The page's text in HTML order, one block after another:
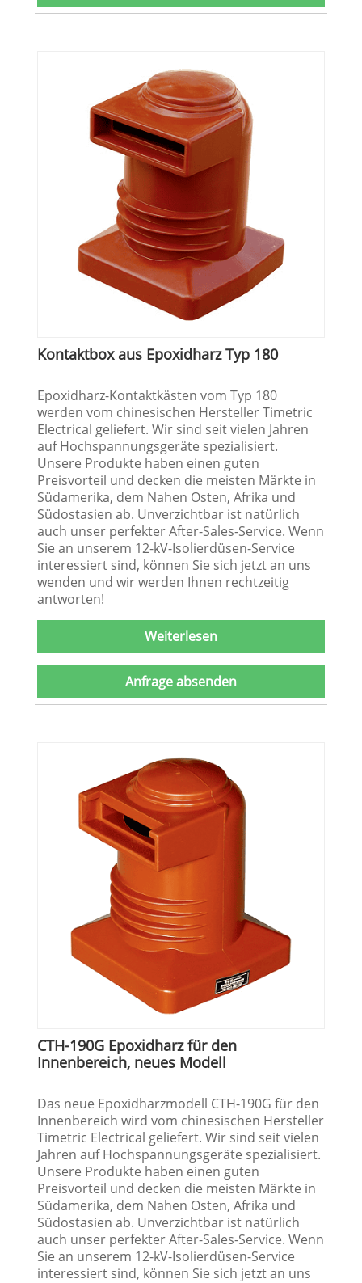
Kontaktbox aus Epoxidharz Typ 180
Epoxidharz-Kontaktkästen vom Typ 180
werden vom chinesischen Hersteller Timetric
Electrical geliefert. Wir sind seit vielen Jahren
auf Hochspannungsgeräte spezialisiert.
Unsere Produkte haben einen guten
Preisvorteil und decken die meisten Märkte in
Südamerika, dem Nahen Osten, Afrika und
Südostasien ab. Unverzichtbar ist natürlich
auch unser perfekter After-Sales-Service. Wenn
Sie an unserem 12-kV-Isolierdüsen-Service
interessiert sind, können Sie sich jetzt an uns
wenden und wir werden Ihnen rechtzeitig
antworten!
Weiterlesen
Anfrage absenden
CTH-190G Epoxidharz für den
Innenbereich, neues Modell
Das neue Epoxidharzmodell CTH-190G für den
Innenbereich wird vom chinesischen Hersteller
Timetric Electrical geliefert. Wir sind seit vielen
Jahren auf Hochspannungsgeräte spezialisiert.
Unsere Produkte haben einen guten
Preisvorteil und decken die meisten Märkte in
Südamerika, dem Nahen Osten, Afrika und
Südostasien ab. Unverzichtbar ist natürlich
auch unser perfekter After-Sales-Service. Wenn
Sie an unserem 12-kV-Isolierdüsen-Service
interessiert sind, können Sie sich jetzt an uns